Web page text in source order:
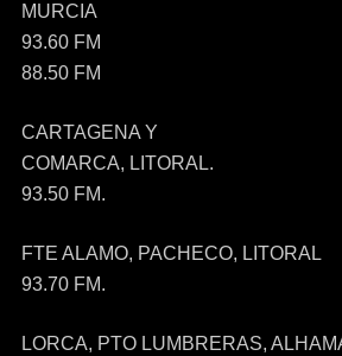
MURCIA
93.60 FM
88.50 FM
CARTAGENA Y
COMARCA, LITORAL.
93.50 FM.
FTE ALAMO, PACHECO, LITORAL
93.70 FM.
LORCA, PTO LUMBRERAS,